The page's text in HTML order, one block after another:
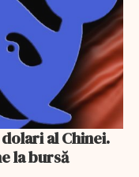
al Chinei.
la bursă